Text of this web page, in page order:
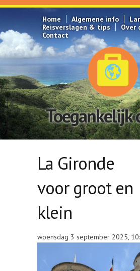
Overslaan en naar de inhoud gaan
Home
Algemene info
Reisverslagen & tips
Over
Contact
Toegankelijk
La Gironde
voor groot en
klein
woensdag 3 september 2025,